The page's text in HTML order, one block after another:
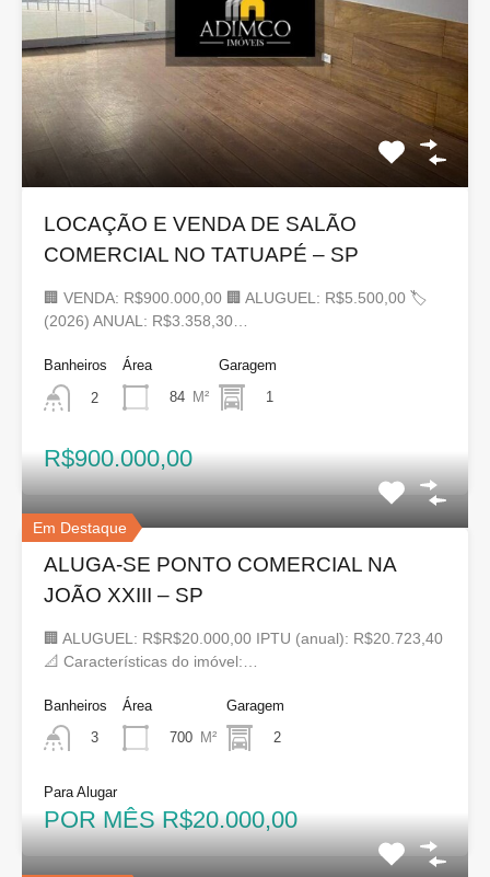
LOCAÇÃO E VENDA DE SALÃO
COMERCIAL NO TATUAPÉ – SP
🏢 VENDA: R$900.000,00 🏢 ALUGUEL: R$5.500,00 🏷
(2026) ANUAL: R$3.358,30…
Banheiros
2
Área
84 M²
Garagem
1
R$900.000,00
Em Destaque
ALUGA-SE PONTO COMERCIAL NA
JOÃO XXIII – SP
🏢 ALUGUEL: R$R$20.000,00 IPTU (anual): R$20.723,40
📐 Características do imóvel:…
Banheiros
3
Área
700 M²
Garagem
2
Para Alugar
POR MÊS R$20.000,00